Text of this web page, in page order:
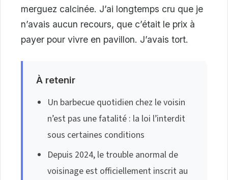
merguez calcinée. J’ai longtemps cru que je
n’avais aucun recours, que c’était le prix à
payer pour vivre en pavillon. J’avais tort.
À retenir
Un barbecue quotidien chez le voisin
n’est pas une fatalité : la loi l’interdit
sous certaines conditions
Depuis 2024, le trouble anormal de
voisinage est officiellement inscrit au